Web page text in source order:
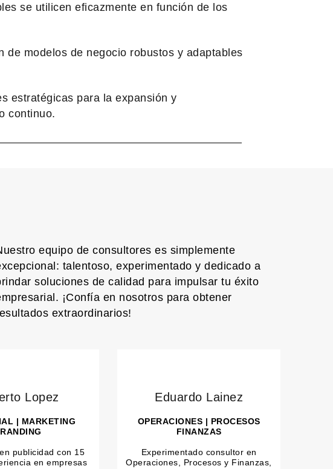
se utilicen eficazmente en función de los
de modelos de negocio robustos y adaptables
estratégicas para la expansión y
continuo.
equipo de consultores es simplemente
talentoso, experimentado y dedicado a
soluciones de calidad para impulsar tu éxito
¡Confía en nosotros para obtener
extraordinarios!
Lopez
| MARKETING
publicidad con 15
en empresas
Eduardo Lainez
OPERACIONES | PROCESOS
FINANZAS
Experimentado consultor en
Operaciones, Procesos y Finanzas,